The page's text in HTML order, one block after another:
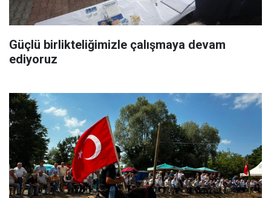
Güçlü birlikteliğimizle çalışmaya devam
ediyoruz